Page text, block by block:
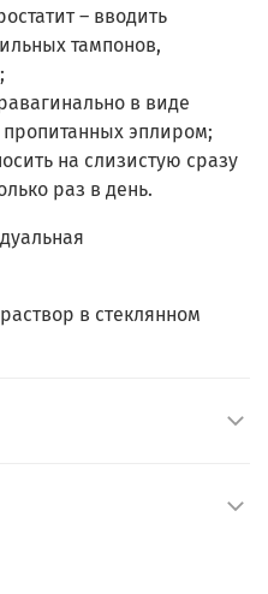
– вводить
тампонов,
в виде
эплиром;
на слизистую сразу
раз в день.
в стеклянном